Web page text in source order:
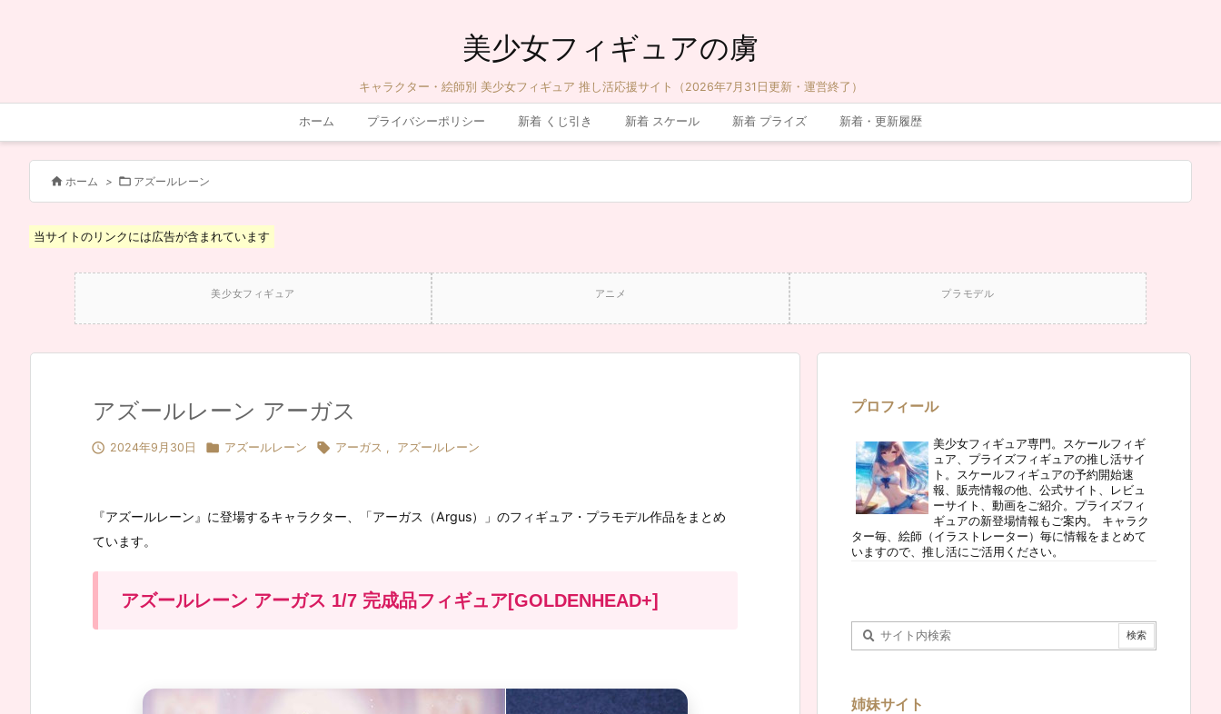
美少女フィギュアの虜
キャラクター・絵師別 美少女フィギュア 推し活応援サイト（2026年7月31日更新・運営終了）
ホーム プライバシーポリシー 新着 くじ引き 新着 スケール 新着 プライズ 新着・更新履歴
 ホーム >  アズールレーン
当サイトのリンクには広告が含まれています
美少女フィギュア アニメ プラモデル
アズールレーン アーガス
 2024年9月30日  アズールレーン  アーガス , アズールレーン
『アズールレーン』に登場するキャラクター、「アーガス（Argus）」のフィギュア・プラモデル作品をまとめ
ています。
アズールレーン アーガス 1/7 完成品フィギュア[GOLDENHEAD+]
プロフィール
美少女フィギュア専門。スケールフィギ
ュア、プライズフィギュアの推し活サイ
ト。スケールフィギュアの予約開始速
報、販売情報の他、公式サイト、レビュ
ーサイト、動画をご紹介。プライズフィ
ギュアの新登場情報もご案内。 キャラク
ター毎、絵師（イラストレーター）毎に情報をまとめて
いますので、推し活にご活用ください。
姉妹サイト